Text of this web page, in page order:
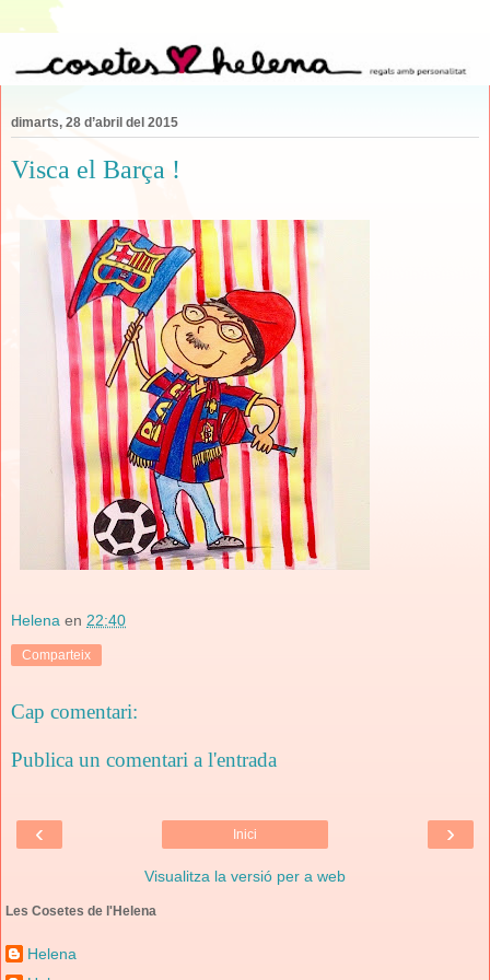
dimarts, 28 d’abril del 2015
Visca el Barça !
Helena en 22:40
Comparteix
Cap comentari:
Publica un comentari a l'entrada
‹ ›
Inici
Visualitza la versió per a web
Les Cosetes de l'Helena
Helena